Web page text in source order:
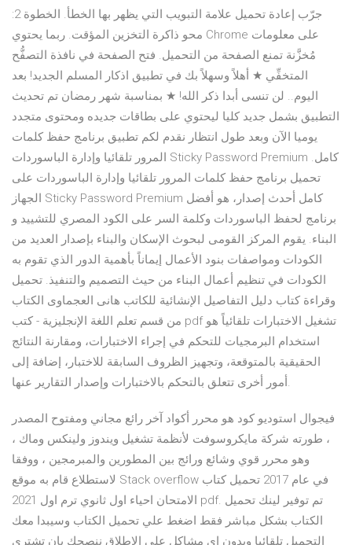
جرّب إعادة تحميل علامة التبويب التي يظهر بها الخطأ. الخطوة 2:
محو ذاكرة التخزين المؤقت. ربما يحتوي Chrome على معلومات
مُخزَّنة تمنع الصفحة من التحميل. فتح الصفحة في نافذة التصفُّح
المتخفِّي ★ أهلاً وسهلاً بك في تطبيق اذكار المسلم الجديد! بعد
اليوم.. لن تنسى أبدا ذكر الله! ★ بمناسبة شهر رمضان تم تحديث
التطبيق بشمل جديد كليا ليحتوي على بطاقات جديده ومحتوى متجدد
يوميا الآن وبعد طول انتظار نقدم لكم تطبيق برنامج حفظ كلمات
المرور تلقائيا وإدارة الباسوردات Sticky Password Premium كامل.
تحميل برنامج حفظ كلمات المرور تلقائيا وإدارة الباسوردات على
الجهاز Sticky Password Premium كامل أحدث إصدار، هو أفضل
برنامج لحفظ الباسوردات وكلمة السر على الكود المصري للتشييد و
البناء. يقوم المركز القومى لبحوث الإسكان والبناء بإصدار العديد من
الكودات ومواصفات بنود الأعمال إيماناً بأهمية الدور الذي تقوم به
الكودات في تنظيم أعمال البناء من حيث التصميم والتنفيذ. تحميل
وقراءة كتاب دليل التفاصيل الإنشائية للكاتب هانى العجماوى الكتاب
من قسم تعلم اللغة الإنجليزية - كتب pdf تشغيل الاختبارات تلقائياً هو
استخدام البرمجيات للتحكم في إجراء الاختبارات، ومقارنة النتائج
الحقيقية بالمتوقعة، وتجهيز الظروف السابقة للاختبار، إضافة إلى
أمور أخرى تتعلق بالتحكم بالاختبارات وإصدار التقارير عنها.
فيجوال استوديو كود هو محرر أكواد آخر رائع مجاني ومفتوح المصدر
، طورته شركة مايكروسوفت لأنظمة تشغيل ويندوز ولينكس وماك ،
وهو محرر قوي وشائع ورائج بين المطورين والمبرمجين ، ووفقا
لاستطلاع قام به موقع Stack overflow في عام 2017 تحميل كتاب
الامتحان احياء اول ثانوي ترم اول 2021 pdf. تم توفير لينك تحميل
الكتاب بشكل مباشر فقط اضغط علي تحميل الكتاب وسيبدا معك
التحميل تلقائيا وبدون اي مشاكل علي الاطلاق ننصحك بان تشتري